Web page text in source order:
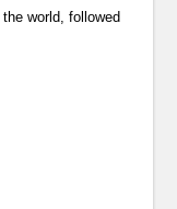
world, followed